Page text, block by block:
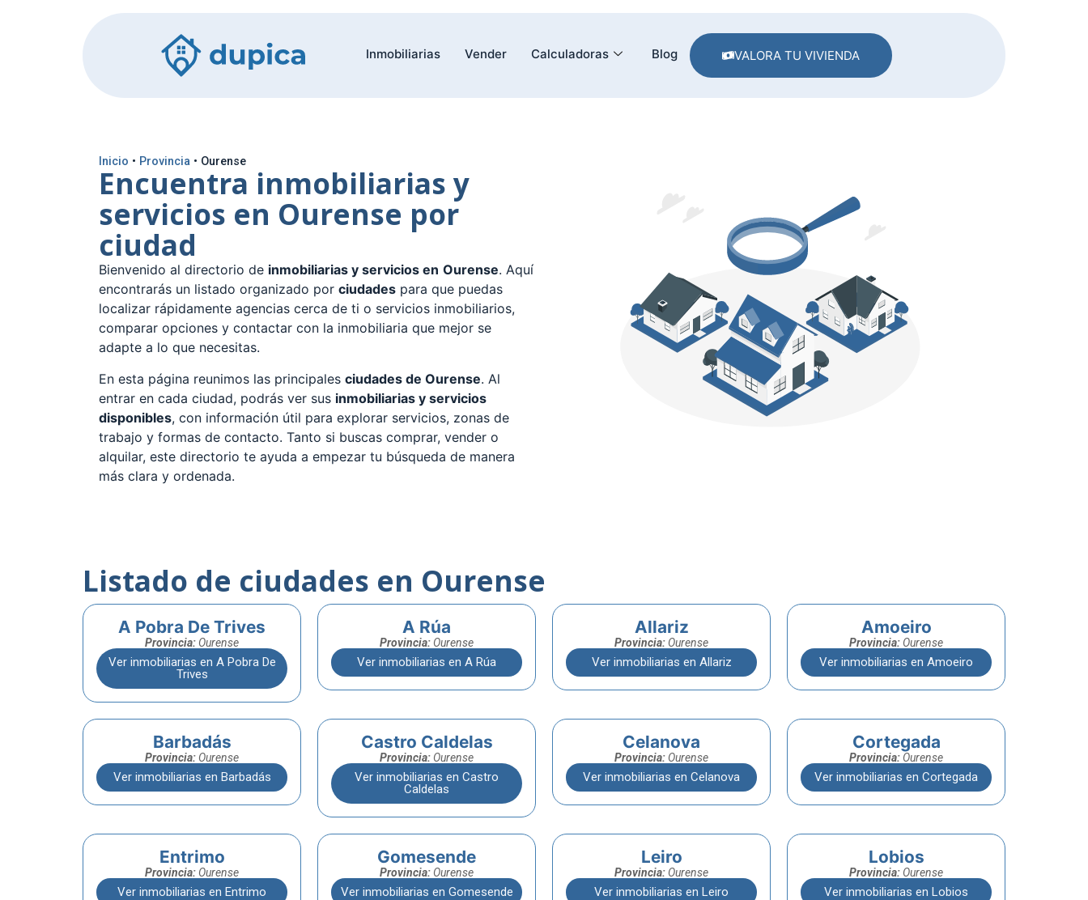
Inmobiliarias Vender Calculadoras Blog VALORA TU VIVIENDA
Inicio • Provincia • Ourense
Encuentra inmobiliarias y
servicios en Ourense por
ciudad
Bienvenido al directorio de inmobiliarias y servicios en Ourense. Aquí
encontrarás un listado organizado por ciudades para que puedas
localizar rápidamente agencias cerca de ti o servicios inmobiliarios,
comparar opciones y contactar con la inmobiliaria que mejor se
adapte a lo que necesitas.
En esta página reunimos las principales ciudades de Ourense. Al
entrar en cada ciudad, podrás ver sus inmobiliarias y servicios
disponibles, con información útil para explorar servicios, zonas de
trabajo y formas de contacto. Tanto si buscas comprar, vender o
alquilar, este directorio te ayuda a empezar tu búsqueda de manera
más clara y ordenada.
Listado de ciudades en Ourense
A Pobra De Trives
Provincia: Ourense
Ver inmobiliarias en A Pobra De
Trives
A Rúa
Provincia: Ourense
Ver inmobiliarias en A Rúa
Allariz
Provincia: Ourense
Ver inmobiliarias en Allariz
Amoeiro
Provincia: Ourense
Ver inmobiliarias en Amoeiro
Barbadás
Provincia: Ourense
Ver inmobiliarias en Barbadás
Castro Caldelas
Provincia: Ourense
Ver inmobiliarias en Castro
Caldelas
Celanova
Provincia: Ourense
Ver inmobiliarias en Celanova
Cortegada
Provincia: Ourense
Ver inmobiliarias en Cortegada
Entrimo
Provincia: Ourense
Ver inmobiliarias en Entrimo
Gomesende
Provincia: Ourense
Ver inmobiliarias en Gomesende
Leiro
Provincia: Ourense
Ver inmobiliarias en Leiro
Lobios
Provincia: Ourense
Ver inmobiliarias en Lobios